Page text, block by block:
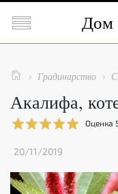
 Дом
  Градинарство 
Акалифа,
Оценка
20/11/2019